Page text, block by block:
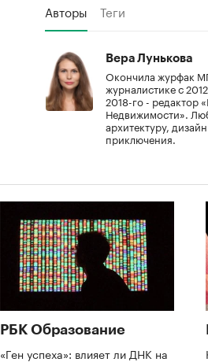
Авторы Теги
Вера Лунькова
Окончила журфак
журналистике с
2018-го - редактор
Недвижимости».
архитектуру,
приключения.
РБК Образование
«Ген успеха»: влияет ли ДНК на